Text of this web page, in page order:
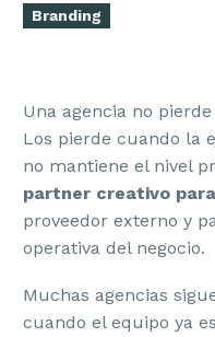
Branding
Una agencia no
Los pierde cuando la
no mantiene el nivel
partner creativo
proveedor externo y
operativa del negocio.
Muchas agencias
cuando el equipo ya